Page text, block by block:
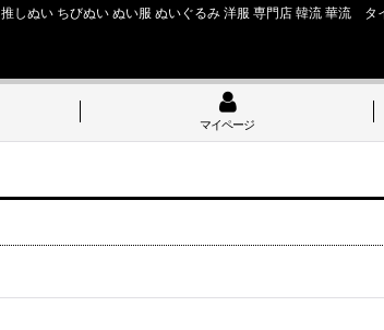
推しぬい ちびぬい ぬい服 ぬいぐるみ 洋服 専門店 韓流 華流
マイページ